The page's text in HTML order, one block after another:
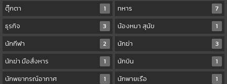
ตุ๊กตา
1 ทหาร
7
ธุรกิจ
3 น้องหมา สุนัข
1
นักกีฬา
2 นักฆ่า
3
นักฆ่า มือสั่งหาร
1 นักบิน
1
นักพยากรณ์อากาศ
1 นักพายเรือ
1